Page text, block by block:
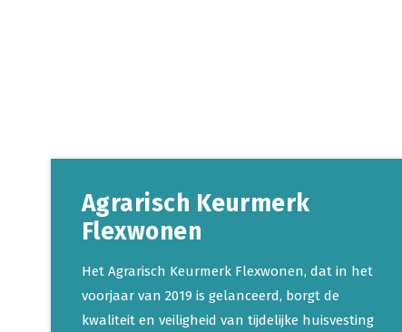
Agrarisch Keurmerk
Flexwonen
Het Agrarisch Keurmerk Flexwonen, dat in het
voorjaar van 2019 is gelanceerd, borgt de
kwaliteit en veiligheid van tijdelijke huisvesting